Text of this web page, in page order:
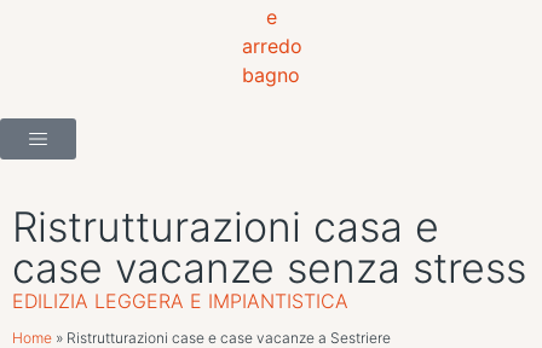
Ristrutturazioni casa e
case vacanze senza stress
EDILIZIA LEGGERA E IMPIANTISTICA
Home » Ristrutturazioni case e case vacanze a Sestriere